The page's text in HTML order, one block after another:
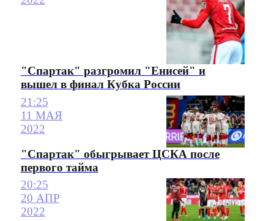
"Спартак" разгромил "Енисей" и
вышел в финал Кубка России
21:25
11 МАЯ
2022
"Спартак" обыгрывает ЦСКА после
первого тайма
20:25
20 АПР
2022